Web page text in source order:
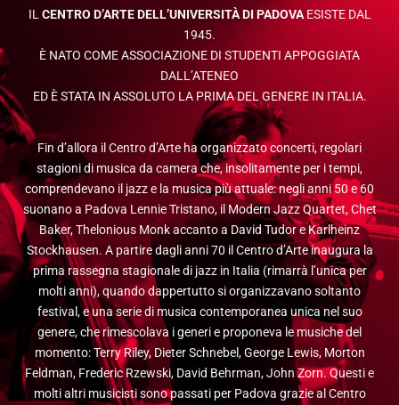
ILCENTRO D’ARTE DELL’UNIVERSITÀ DI PADOVAESISTE DAL
1945.
È NATO COME ASSOCIAZIONE DI STUDENTI APPOGGIATA
DALL’ATENEO
ED È STATA IN ASSOLUTO LA PRIMA DEL GENERE IN ITALIA.
Fin d’allora il Centro d’Arte ha organizzato concerti, regolari
stagioni di musica da camera che, insolitamente per i tempi,
comprendevano il jazz e la musica più attuale: negli anni 50 e 60
suonano a Padova Lennie Tristano, il Modern Jazz Quartet, Chet
Baker, Thelonious Monk accanto a David Tudor e Karlheinz
Stockhausen. A partire dagli anni 70 il Centro d’Arte inaugura la
prima rassegna stagionale di jazz in Italia (rimarrà l’unica per
molti anni), quando dappertutto si organizzavano soltanto
festival, e una serie di musica contemporanea unica nel suo
genere, che rimescolava i generi e proponeva le musiche del
momento: Terry Riley, Dieter Schnebel, George Lewis, Morton
Feldman, Frederic Rzewski, David Behrman, John Zorn. Questi e
molti altri musicisti sono passati per Padova grazie al Centro